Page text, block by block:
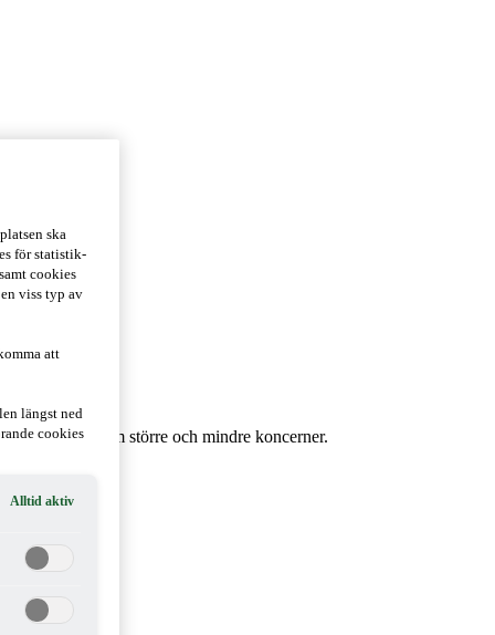
inom större och mindre koncerner.
ska
för statistik-
cookies
viss typ av
att
längst ned
cookies
Alltid aktiv